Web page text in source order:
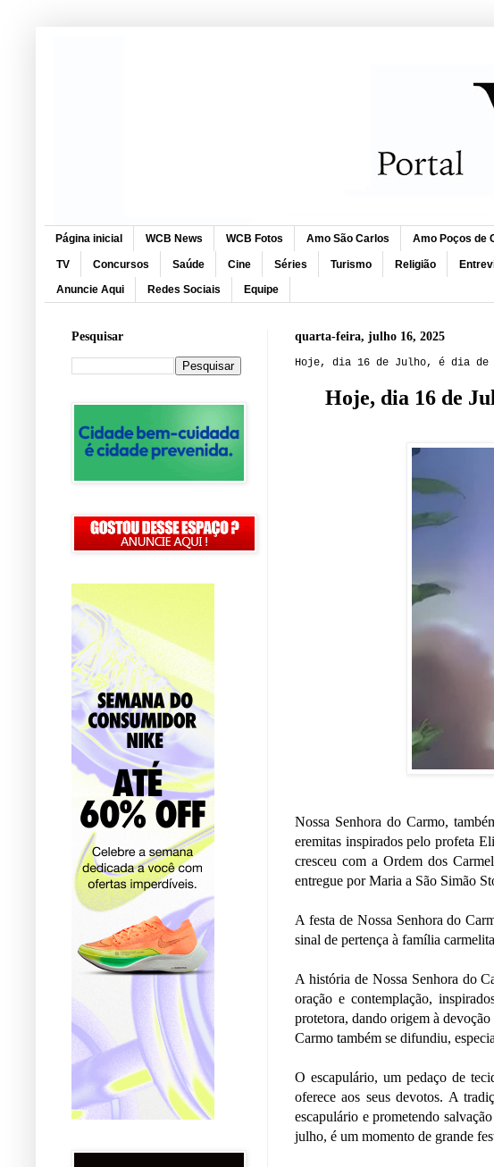
Página inicial WCB News WCB Fotos Amo São Carlos Amo Poços de
TV Concursos Saúde Cine Séries Turismo Religião
Anuncie Aqui Redes Sociais Equipe
quarta-feira, julho 16, 2025
Hoje, dia 16 de Julho, é dia de
Hoje, dia 16 de
Nossa Senhora do Carmo,
eremitas inspirados pelo profeta
cresceu com a Ordem dos
entregue por Maria a São Simão
A festa de Nossa Senhora do
sinal de pertença à família
A história de Nossa Senhora do
oração e contemplação,
protetora, dando origem à
Carmo também se difundiu,
O escapulário, um pedaço de
oferece aos seus devotos. A
escapulário e prometendo
julho, é um momento de grande
Pesquisar